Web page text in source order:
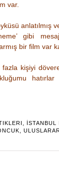
var.
anlatılmış
gibi
bir film var
kişiyi
hatırlar
İSTANBUL